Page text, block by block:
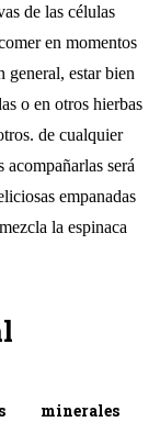
de las células
en momentos
general, estar bien
o en otros hierbas
de cualquier
será
empanadas
la espinaca
minerales